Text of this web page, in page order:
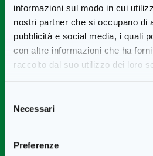
informazioni sul modo in cui
nostri partner che si occupano di
pubblicità e social media, i quali
con altre informazioni che ha
raccolto dal suo utilizzo dei loro
delNecessari
Preferenze
ritrova delle somiglianze, con le
salsa greca Develey.
diffusione in